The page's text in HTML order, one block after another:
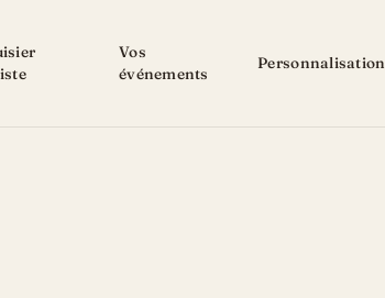
Vos
événements
Personnalisation